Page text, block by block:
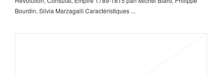
Bourdin, Silvia Marzagalli Caractéristiques ...